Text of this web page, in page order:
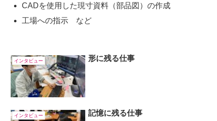
CADを使用した現寸資料（部品図）の作成
工場への指示 など
インタビュー 形に残る仕事
インタビュー 記憶に残る仕事